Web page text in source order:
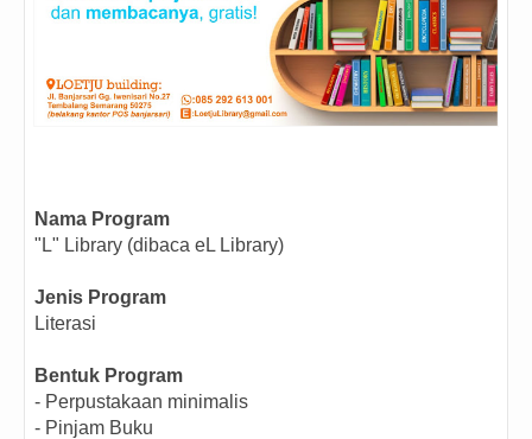
Nama Program
"L" Library (dibaca eL Library)
Jenis Program
Literasi
Bentuk Program
- Perpustakaan minimalis
- Pinjam Buku